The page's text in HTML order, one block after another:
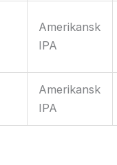
Amerikansk
IPA
Amerikansk
IPA